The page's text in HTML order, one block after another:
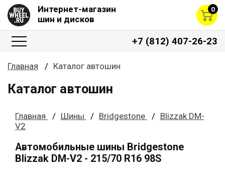
Интернет-магазин
шин и дисков
0
+7 (812) 407-26-23
Главная Каталог автошин
Каталог автошин
Главная Шины Bridgestone
Blizzak DM-
V2
Автомобильные шины Bridgestone
Blizzak DM-V2 - 215/70 R16 98S